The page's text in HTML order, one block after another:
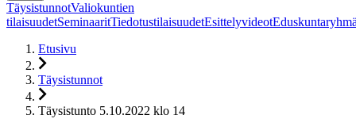
TäysistunnotValiokuntien
tilaisuudetSeminaaritTiedotustilaisuudetEsittelyvideot
Etusivu
Täysistunnot
Täysistunto 5.10.2022 klo 14